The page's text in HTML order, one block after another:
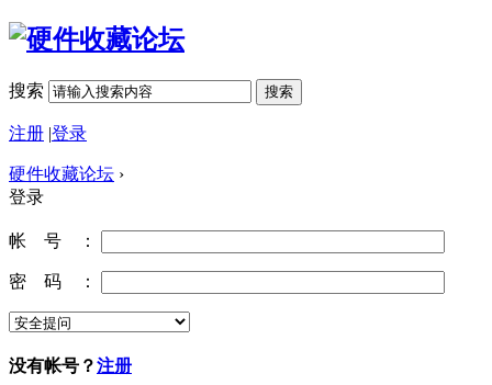
搜索 搜索
注册 |登录
硬件收藏论坛 ›
登录
帐 号 ：
密 码 ：
没有帐号？注册